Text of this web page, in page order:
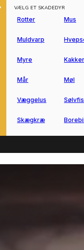
VÆLG ET SKADEDYR
Rotter Mus
Muldvarp
Myre
Mår Møl
Væggelus
Skægkræ
i Tarm uden